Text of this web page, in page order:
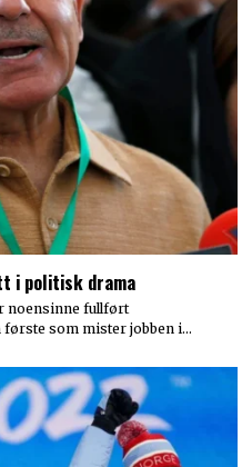
i politisk drama
noensinne fullført
som mister jobben i…